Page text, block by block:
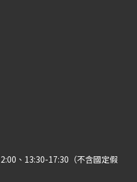
、13:30-17:30（不含國定假